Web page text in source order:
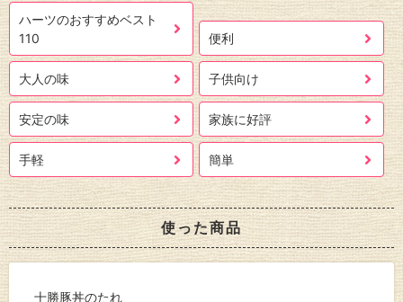
ハーツのおすすめベスト
110
便利
大人の味 子供向け
安定の味 家族に好評
手軽 簡単
使った商品
十勝豚丼のたれ